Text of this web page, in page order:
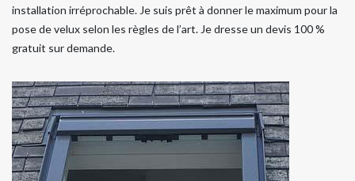
installation irréprochable. Je suis prêt à donner le maximum pour la
pose de velux selon les règles de l’art. Je dresse un devis 100 %
gratuit sur demande.